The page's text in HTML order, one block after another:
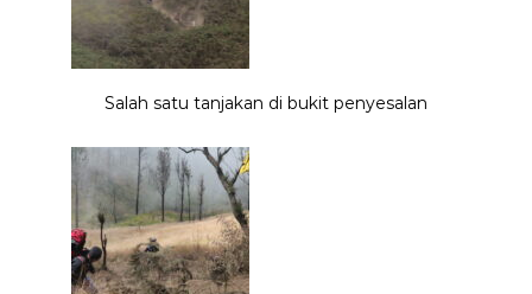
Salah satu tanjakan di bukit penyesalan